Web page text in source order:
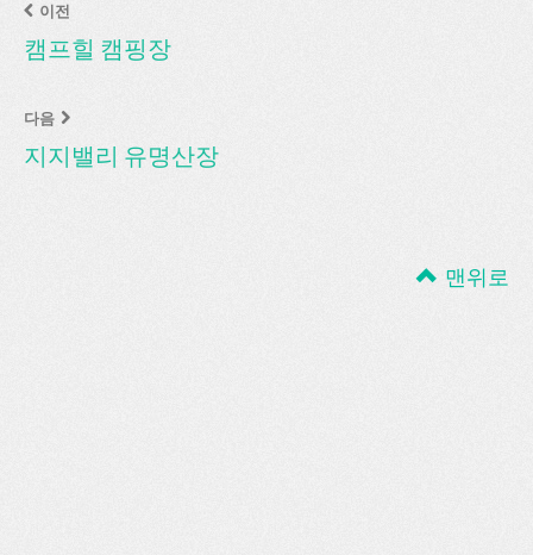
이전
캠프힐 캠핑장
다음
지지밸리 유명산장
맨위로